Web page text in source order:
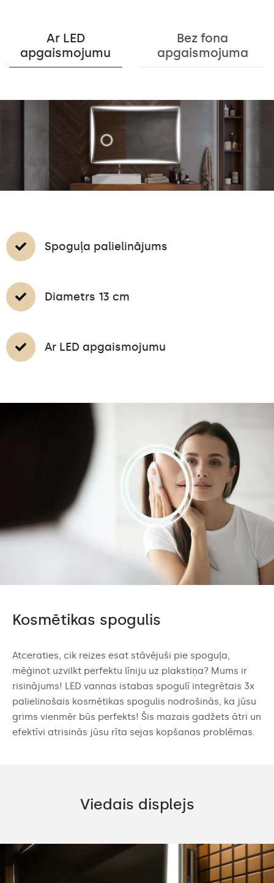
Ar LED
apgaismojumu
Bez fona
apgaismojuma
Spoguļa palielinājums
Diametrs 13 cm
Ar LED apgaismojumu
Kosmētikas spogulis
Atceraties, cik reizes esat stāvējuši pie spoguļa,
mēģinot uzvilkt perfektu līniju uz plakstiņa? Mums ir
risinājums! LED vannas istabas spogulī integrētais 3x
palielinošais kosmētikas spogulis nodrošinās, ka jūsu
grims vienmēr būs perfekts! Šis mazais gadžets ātri un
efektīvi atrisinās jūsu rīta sejas kopšanas problēmas.
Viedais displejs